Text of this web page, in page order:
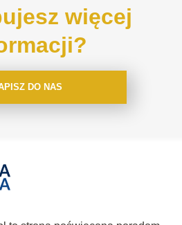
więcej
DO NAS